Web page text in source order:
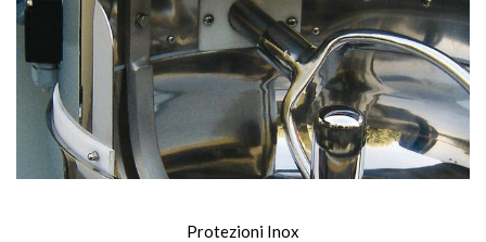
Protezioni Inox